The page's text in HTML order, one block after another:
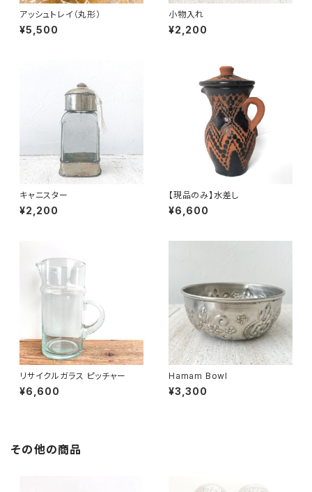
アッシュトレイ（丸形）
¥5,500
小物入れ
¥2,200
キャニスター
¥2,200
【現品のみ】水差し
¥6,600
リサイクルガラス ピッチャー
¥6,600
Hamam Bowl
¥3,300
その他の商品